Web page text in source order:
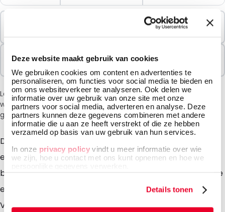
Deze website maakt gebruik van cookies
We gebruiken cookies om content en advertenties te
personaliseren, om functies voor social media te bieden en
om ons websiteverkeer te analyseren. Ook delen we
informatie over uw gebruik van onze site met onze
partners voor social media, adverteren en analyse. Deze
partners kunnen deze gegevens combineren met andere
informatie die u aan ze heeft verstrekt of die ze hebben
verzameld op basis van uw gebruik van hun services.
In onze privacy policy vindt u meer informatie over wie
we zijn, hoe u contact met ons kunt opnemen en hoe we
Details tonen
Verkocht In Pakketten
Let op: vanwege de huidige situatie in het Midden-Oosten
wordt bij het afrekenen een toeslag van 6% in rekening
gebracht.
De Rigid Safetybag 3 posities is een unieke en
efficiënte nieuwe oplossing voor het versturen van
biologische stoffen. De Rigid Safetybag voldoet aan de
eisen van PostNL en is goedgekeurd door het Belgisch
Verpakkings Instituut. De Rigid Safetybag bestaat uit